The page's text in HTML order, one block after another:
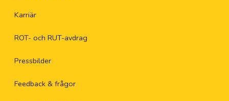
Karriär
ROT- och RUT-avdrag
Pressbilder
Feedback & frågor